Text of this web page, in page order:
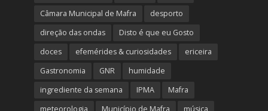
Câmara Municipal de Mafra
desporto
direção das ondas
Disto é que eu Gosto
doces
efemérides & curiosidades
ericeira
Gastronomia
GNR
humidade
ingrediente da semana
IPMA
Mafra
meteorologia
Município de Mafra música